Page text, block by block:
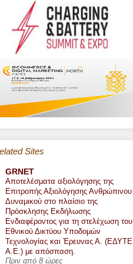
Sites
GRNET
Αποτελέσματα αξιολόγησης της
Επιτροπής Αξιολόγησης Ανθρώπινου
Δυναμικού στο πλαίσιο της
Πρόσκλησης Εκδήλωσης
Ενδιαφέροντος για τη στελέχωση του
Εθνικού Δικτύου Υποδομών
Τεχνολογίας και Έρευνας Α. (ΕΔΥΤΕ
Α.Ε.) με απόσπαση.
Πριν από 8 ώρες